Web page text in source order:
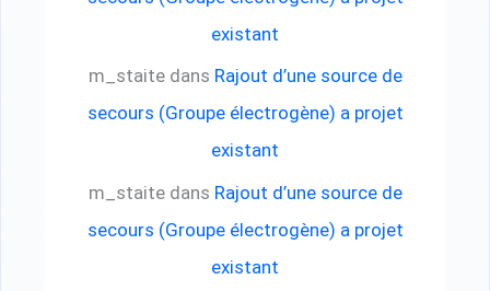
existant
m_staitedans Rajout d’une source de
secours (Groupe électrogène) a projet
existant
m_staitedans Rajout d’une source de
secours (Groupe électrogène) a projet
existant